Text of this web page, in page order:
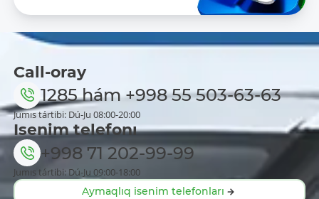
Call-oray
1285hám+998 55 503-63-63
Jumıs tártibi: Dú-Ju 08:00-20:00
Isenim telefonı
+998 71 202-99-99
Jumıs tártibi: Dú-Ju 09:00-18:00
Aymaqlıq isenim telefonları